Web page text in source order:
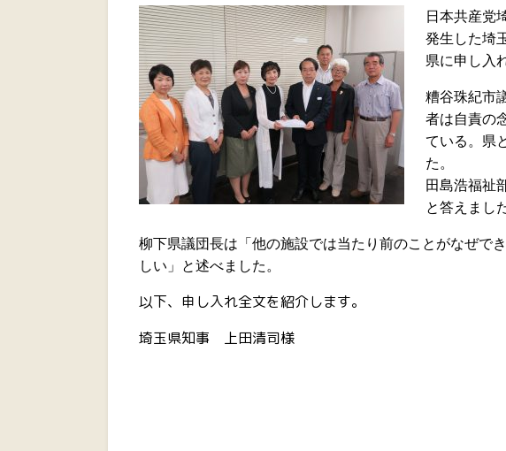
日本共産党
発生した埼
県に申し入
糟谷珠紀市
者は自責の
ている。県
た。
田島浩福祉
と答えまし
柳下県議団長は「他の施設では当たり前のことがなぜで
しい」と述べました。
以下、申し入れ全文を紹介します。
埼玉県知事 上田清司様